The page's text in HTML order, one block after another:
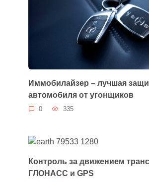
Иммобилайзер – лучшая
автомобиля от угонщиков
0 335
Контроль за движением
ГЛОНАСС и GPS